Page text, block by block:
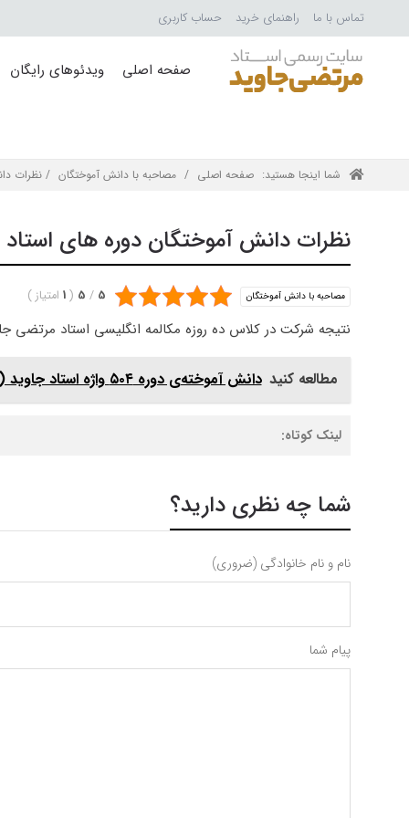
تماس با ما راهنمای خرید حساب کاربری
صفحه اصلی ویدئوهای رایگان
شما اینجا هستید: صفحه اصلی / مصاحبه با دانش آموختگان / نظرات
نظرات دانش آموختگان دوره های
مصاحبه با دانش آموختگان 5
/
5
(
1 امتیاز)
نتیجه شرکت در كلاس ده روزه مكالمه انگليسی استاد مرتضی
مطالعه کنید دانش آموخته‌ی دوره ۵۰۴ واژه استاد جاوید (6)
لینک کوتاه:
شما چه نظری دارید؟
نام و نام خانوادگی (ضروری)
پیام شما